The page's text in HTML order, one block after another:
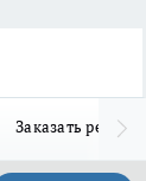
Заказать